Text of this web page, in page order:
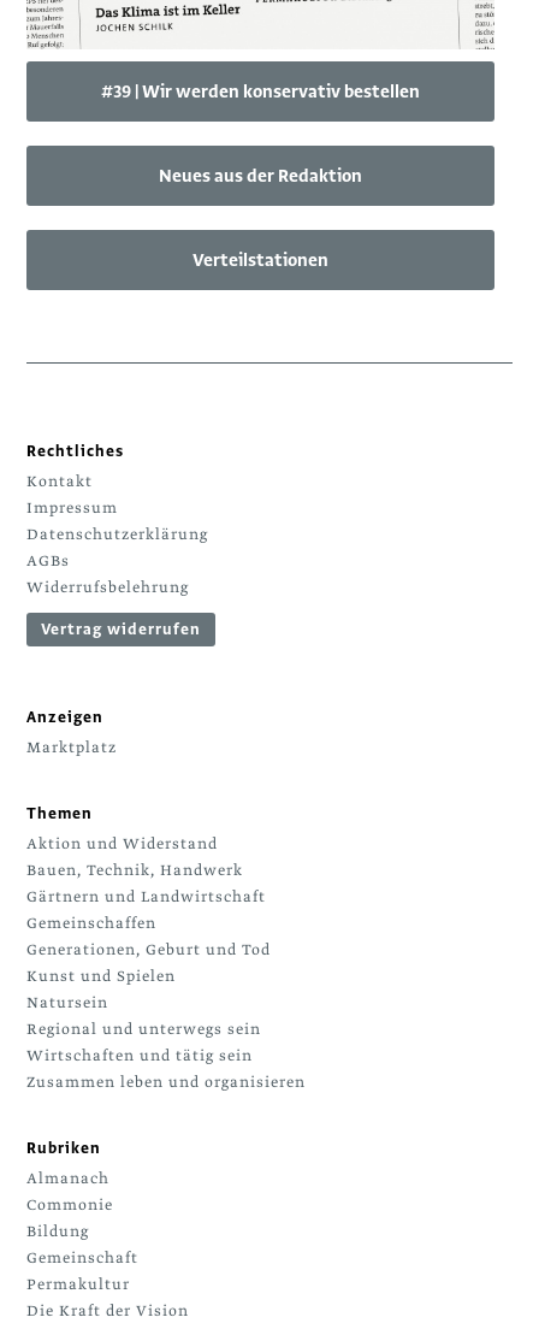
#39 | Wir werden konservativ bestellen
Neues aus der Redaktion
Verteilstationen
Rechtliches
Kontakt
Impressum
Datenschutzerklärung
AGBs
Widerrufsbelehrung
Vertrag widerrufen
Anzeigen
Marktplatz
Themen
Aktion und Widerstand
Bauen, Technik, Handwerk
Gärtnern und Landwirtschaft
Gemeinschaffen
Generationen, Geburt und Tod
Kunst und Spielen
Natursein
Regional und unterwegs sein
Wirtschaften und tätig sein
Zusammen leben und organisieren
Rubriken
Almanach
Commonie
Bildung
Gemeinschaft
Permakultur
Die Kraft der Vision